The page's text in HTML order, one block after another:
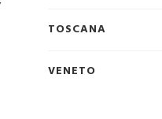
TOSCANA
VENETO